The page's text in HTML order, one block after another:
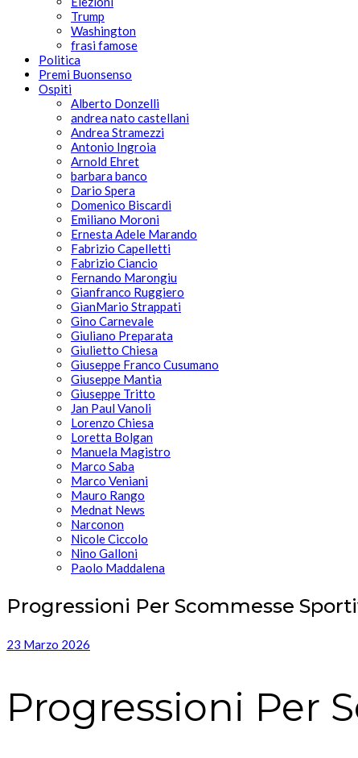
Trump
Washington
frasi famose
Politica
Premi Buonsenso
Ospiti
Alberto Donzelli
andrea nato castellani
Andrea Stramezzi
Antonio Ingroia
Arnold Ehret
barbara banco
Dario Spera
Domenico Biscardi
Emiliano Moroni
Ernesta Adele Marando
Fabrizio Capelletti
Fabrizio Ciancio
Fernando Marongiu
Gianfranco Ruggiero
GianMario Strappati
Gino Carnevale
Giuliano Preparata
Giulietto Chiesa
Giuseppe Franco Cusumano
Giuseppe Mantia
Giuseppe Tritto
Jan Paul Vanoli
Lorenzo Chiesa
Loretta Bolgan
Manuela Magistro
Marco Saba
Marco Veniani
Mauro Rango
Mednat News
Narconon
Nicole Ciccolo
Nino Galloni
Paolo Maddalena
Progressioni Per Scommesse
23 Marzo 2026
Progressioni Per